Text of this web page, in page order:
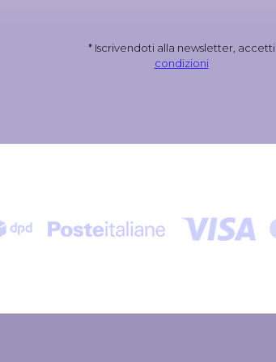
* Iscrivendoti alla newsletter, accetti
condizioni